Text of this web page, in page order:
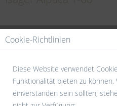
Cookie-Richtlinien
Diese Website verwendet
Funktionalität bieten zu
einverstanden sein sollten,